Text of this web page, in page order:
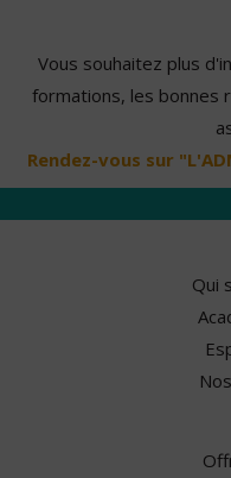
Vous souhaitez plus
formations, les bonnes
Rendez-vous sur
Qui